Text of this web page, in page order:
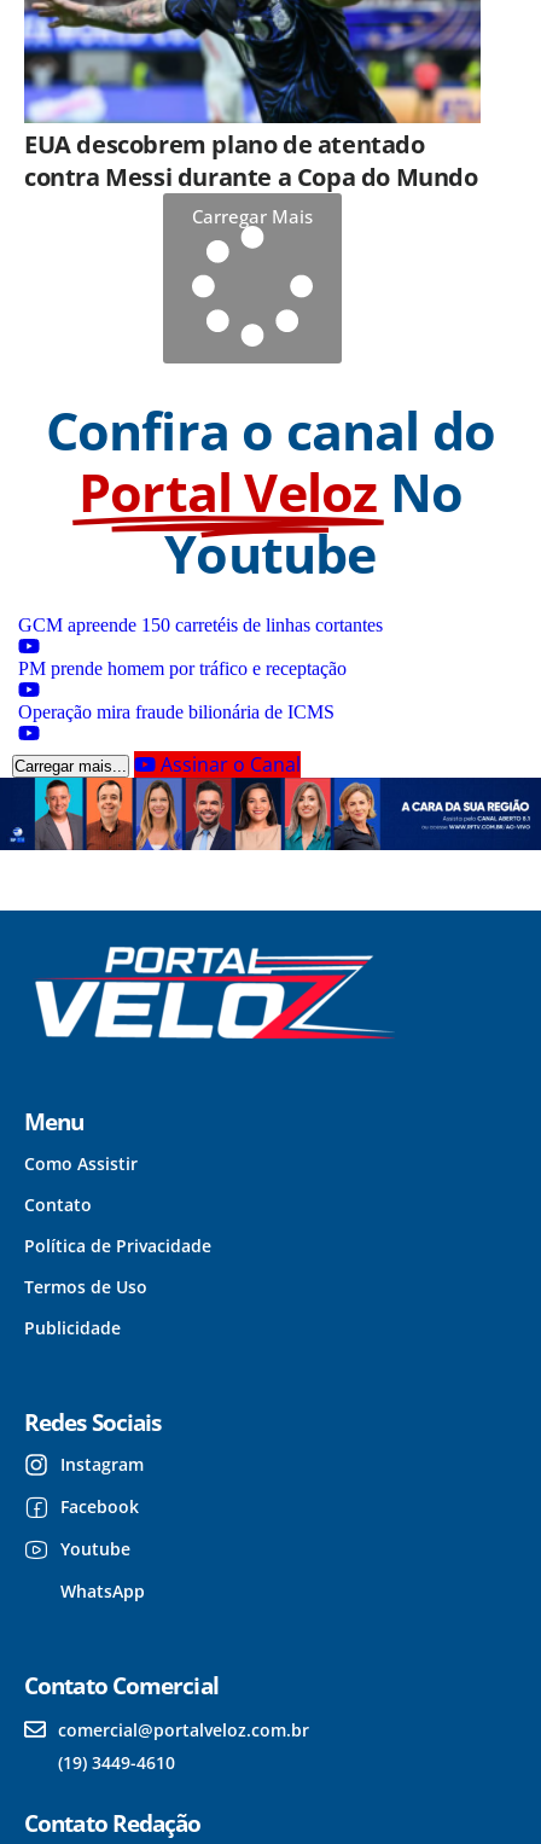
EUA descobrem plano de atentado
contra Messi durante a Copa do Mundo
Carregar Mais
Confira o canal do
Portal Veloz No
Youtube
GCM apreende 150 carretéis de linhas cortantes
PM prende homem por tráfico e receptação
Operação mira fraude bilionária de ICMS
Carregar mais... Assinar o Canal
Menu
Como Assistir
Contato
Política de Privacidade
Termos de Uso
Publicidade
Redes Sociais
Instagram
Facebook
Youtube
WhatsApp
Contato Comercial
comercial@portalveloz.com.br
(19) 3449-4610
Contato Redação